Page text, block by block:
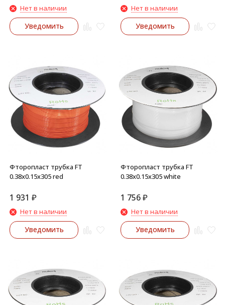
Нет в наличии
Уведомить
Нет в наличии
Уведомить
Фторопласт трубка FT
0.38x0.15x305 red
1 931 ₽
Нет в наличии
Уведомить
Фторопласт трубка FT
0.38x0.15x305 white
1 756₽
Нет в наличии
Уведомить